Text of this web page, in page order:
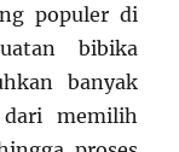
populer di
bibika
banyak
memilih